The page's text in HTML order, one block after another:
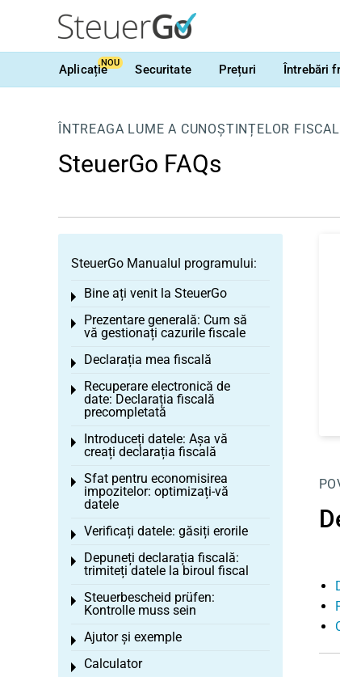
AplicațieNOU Securitate Prețuri Întrebări
ÎNTREAGA LUME A CUNOȘTINȚELOR
SteuerGo FAQs
SteuerGo Manualul programului:
Bine ați venit la SteuerGo
Toggle menu
Prezentare generală: Cum să
vă gestionați cazurile fiscale
Toggle menu
Declarația mea fiscală
Toggle menu
Recuperare electronică de
date: Declarația fiscală
precompletată
Toggle menu
Introduceți datele: Așa vă
creați declarația fiscală
Toggle menu
Sfat pentru economisirea
impozitelor: optimizați-vă
datele
Toggle menu
Verificați datele: găsiți erorile
Toggle menu
Depuneți declarația fiscală:
trimiteți datele la biroul fiscal
Toggle menu
Steuerbescheid prüfen:
Kontrolle muss sein
Toggle menu
Ajutor și exemple
Toggle menu
Calculator
Toggle menu